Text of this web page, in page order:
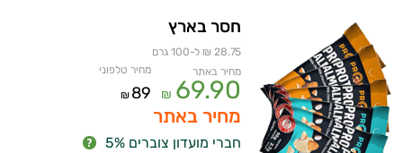
חסר בארץ
28.75 ₪ ל-100 גרם
מחיר באתר
69.90
₪
מחיר טלפוני
89
₪
מחיר באתר
חברי מועדון צוברים 5%